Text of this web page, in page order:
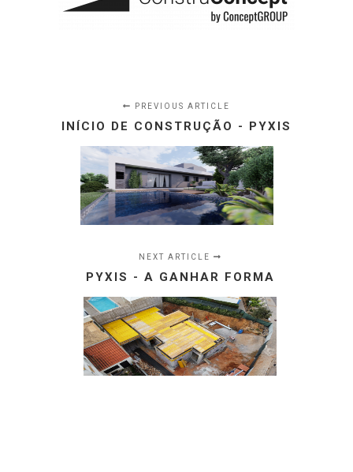
PREVIOUS ARTICLE
INÍCIO DE CONSTRUÇÃO - PYXIS
NEXT ARTICLE
PYXIS - A GANHAR FORMA